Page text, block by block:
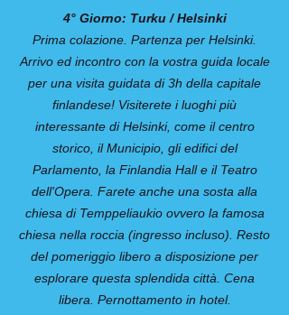
4° Giorno: Turku / Helsinki
Prima colazione. Partenza per Helsinki.
Arrivo ed incontro con la vostra guida locale
per una visita guidata di 3h della capitale
finlandese! Visiterete i luoghi più
interessante di Helsinki, come il centro
storico, il Municipio, gli edifici del
Parlamento, la Finlandia Hall e il Teatro
dell'Opera. Farete anche una sosta alla
chiesa di Temppeliaukio ovvero la famosa
chiesa nella roccia (ingresso incluso). Resto
del pomeriggio libero a disposizione per
esplorare questa splendida città. Cena
libera. Pernottamento in hotel.